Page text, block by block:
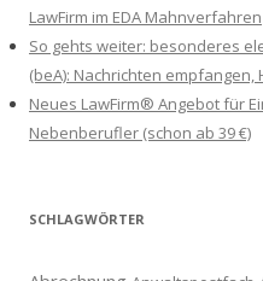
LawFirm im EDA Mahnverfahren
So gehts weiter: besonderes
(beA): Nachrichten
Neues LawFirm® Angebot für
Nebenberufler (schon ab 39 €)
SCHLAGWÖRTER